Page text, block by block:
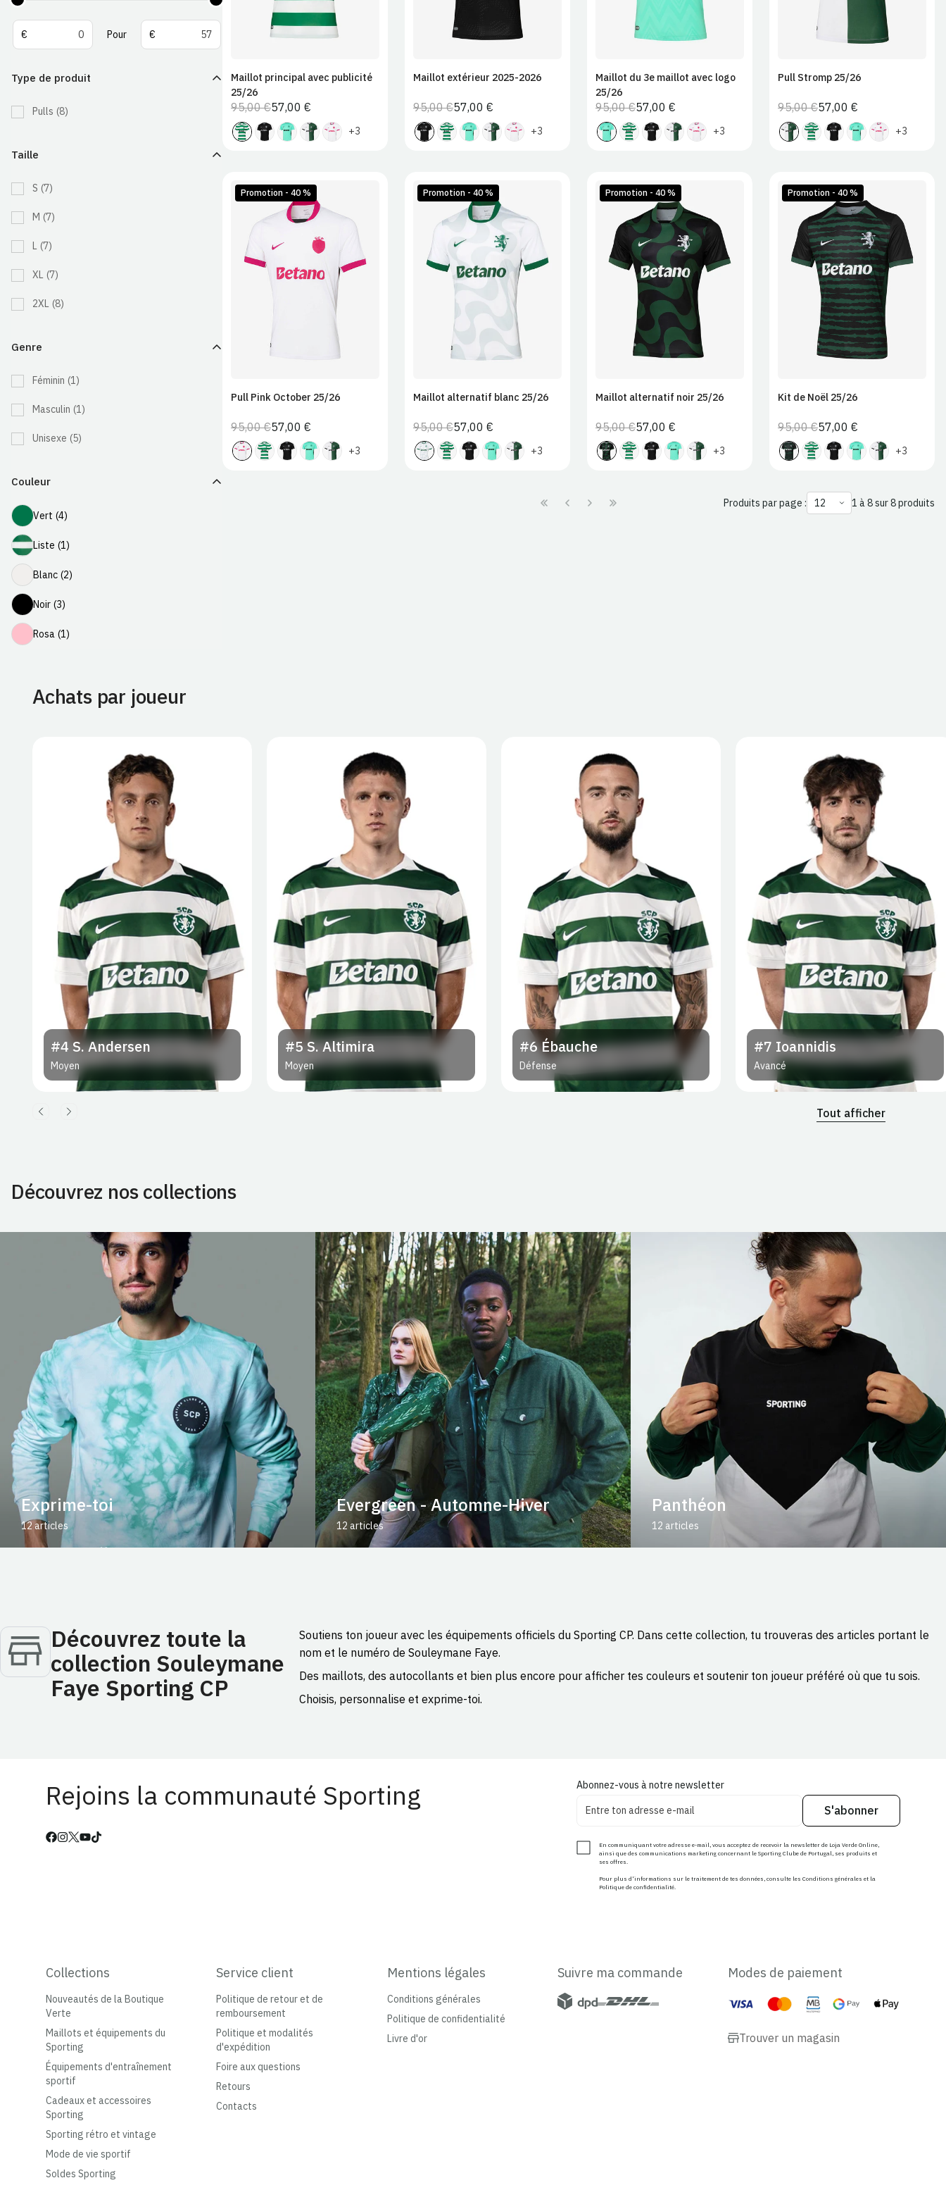
De
€ Pour
Pour
€
Type de produit
Pulls (8)
Taille
S (7)
M (7)
L (7)
XL (7)
2XL (8)
Genre
Féminin (1)
Masculin (1)
Unisexe (5)
Couleur
VertVert (4)
ListeListe (1)
BlancBlanc (2)
Noir Noir (3)
RoseRosa (1)
Maillot principal avec publicité
25/26
Prix
normal
95,00 €Prix
de
vente
57,00 €
+3
Maillot extérieur 2025-2026
Prix
normal
95,00 €Prix
de
vente
57,00 €
+3
Maillot du 3e maillot avec logo
25/26
Prix
normal
95,00 €Prix
de
vente
57,00 €
+3
Pull Stromp 25/26
Prix
normal
95,00 €Prix
de
vente
57,00 €
+3
Promotion - 40 %
S XL
Pull Pink October 25/26
Prix
normal
95,00 €Prix
de
vente
57,00 €
+3
Promotion - 40 %
XL
Maillot alternatif blanc 25/26
Prix
normal
95,00 €Prix
de
vente
57,00 €
+3
Promotion - 40 %
S M L XL
2XL
Maillot alternatif noir 25/26
Prix
normal
95,00 €Prix
de
vente
57,00 €
+3
Promotion - 40 %
S M L XL
2XL
Kit de Noël 25/26
Prix
normal
95,00 €Prix
de
vente
57,00 €
+3
Produits par page : 1 à 8 sur 8 produits
Achats par joueur
#4S. Andersen
Moyen
#5S. Altimira
Moyen
#6Ébauche
Défense
#7 Ioannidis
Avancé
Tout afficher
Découvrez nos collections
Exprime-toi
12 articles
Evergreen - Automne-Hiver
12 articles
Panthéon
12 articles
Découvrez toute la
collection Souleymane
Faye Sporting CP
Soutiens ton joueur avec les équipements officiels du Sporting CP. Dans cette collection, tu trouveras des articles portant le
nom et le numéro de Souleymane Faye.
Des maillots, des autocollants et bien plus encore pour afficher tes couleurs et soutenir ton joueur préféré où que tu sois.
Choisis, personnalise et exprime-toi.
Rejoins la communauté Sporting Abonnez-vous à notre newsletter
S'abonner
En communiquant votre adresse e-mail, vous acceptez de recevoir la newsletter de Loja Verde Online,
ainsi que des communications marketing concernant le Sporting Clube de Portugal, ses produits et
ses offres.
Pour plus d'informations sur le traitement de tes données, consulte les Conditions générales et la
Politique de confidentialité.
Collections
Nouveautés de la Boutique
Verte
Maillots et équipements du
Sporting
Équipements d'entraînement
sportif
Cadeaux et accessoires
Sporting
Sporting rétro et vintage
Mode de vie sportif
Soldes Sporting
Service client
Politique de retour et de
remboursement
Politique et modalités
d'expédition
Foire aux questions
Retours
Contacts
Mentions légales
Conditions générales
Politique de confidentialité
Livre d'or
Suivre ma commande Modes de paiement
Trouver un magasin